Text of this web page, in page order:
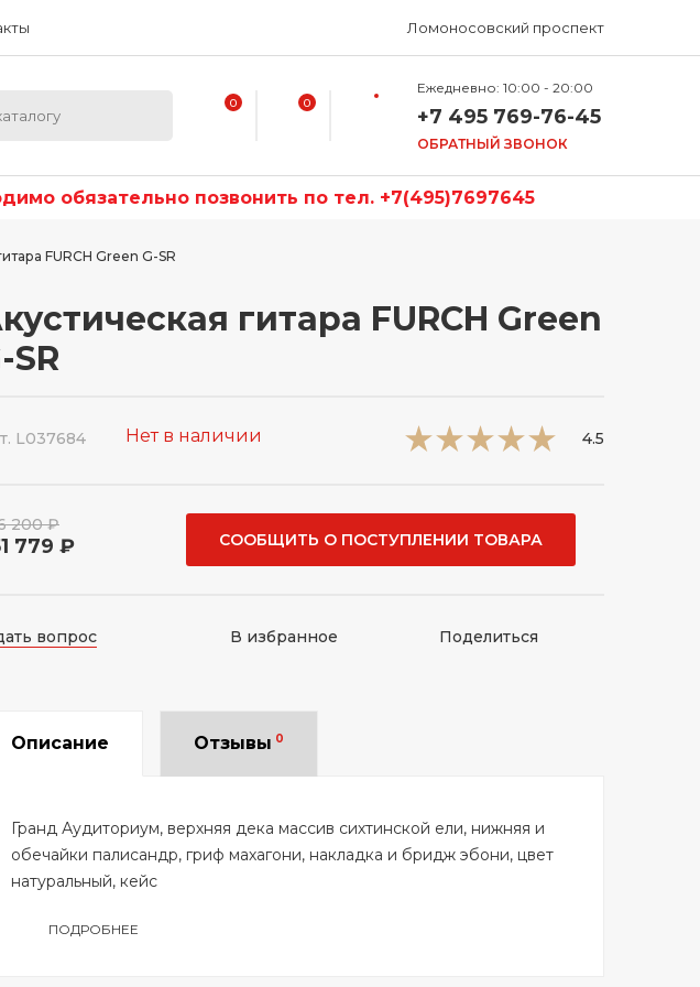
Ломоносовский проспект
0 0
Ежедневно: 10:00 - 20:00
+7 495 769-76-45
ОБРАТНЫЙ ЗВОНОК
обязательно позвонить по тел. +7(495)7697645
FURCH Green G-SR
гитара FURCH Green
SR
L037684 Нет в наличии 4.5
200 ₽
779 ₽ СООБЩИТЬ О ПОСТУПЛЕНИИ ТОВАРА
вопрос В избранное Поделиться
Описание Отзывы 0
Гранд Аудиториум, верхняя дека массив сихтинской ели, нижняя и
обечайки палисандр, гриф махагони, накладка и бридж эбони, цвет
натуральный, кейс
ПОДРОБНЕЕ